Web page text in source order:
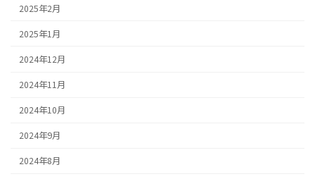
2025年2月
2025年1月
2024年12月
2024年11月
2024年10月
2024年9月
2024年8月